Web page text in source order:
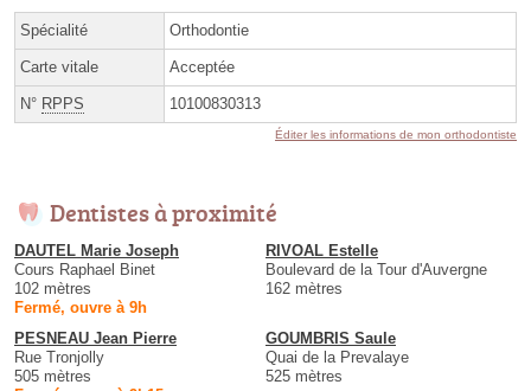
Spécialité Orthodontie
Carte vitale Acceptée
N° RPPS 10100830313
Éditer les informations de mon orthodontiste
Dentistes à proximité
DAUTEL Marie Joseph
Cours Raphael Binet
102 mètres
Fermé, ouvre à 9h
RIVOAL Estelle
Boulevard de la Tour d'Auvergne
162 mètres
PESNEAU Jean Pierre
Rue Tronjolly
505 mètres
GOUMBRIS Saule
Quai de la Prevalaye
525 mètres